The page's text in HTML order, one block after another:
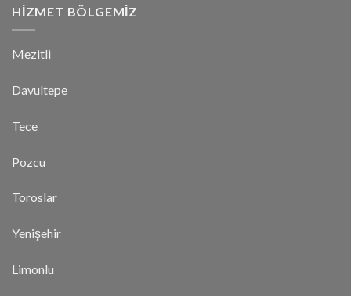
HIZMET BÖLGEMIZ
Mezitli
Davultepe
Tece
Pozcu
Toroslar
Yenişehir
Limonlu